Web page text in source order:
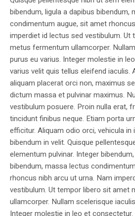
bibendum, ligula a dapibus bibendum,
condimentum augue, sit amet
imperdiet id lectus sed vestibulum.
metus fermentum ullamcorper.
purus eu varius. Integer molestie in
varius velit quis tellus eleifend iaculis.
aliquam placerat orci non, maximus
dictum massa et pulvinar maximus.
vestibulum posuere. Proin nulla erat,
tincidunt finibus neque. Etiam porta
efficitur. Aliquam odio orci, vehicula in
bibendum in velit. Quisque
elementum pulvinar. Integer
bibendum, massa lectus
rhoncus nibh arcu ut urna. Nam
vestibulum. Ut tempor libero sit amet
ullamcorper. Nullam scelerisque
Integer molestie in leo et